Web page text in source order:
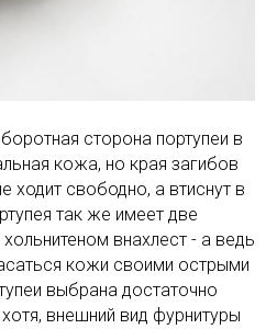
сторона портупеи в
кожа, но края загибов
ходит свободно, а втиснут в
так же имеет две
внахлест - а ведь
кожи своими острыми
выбрана достаточно
внешний вид фурнитуры